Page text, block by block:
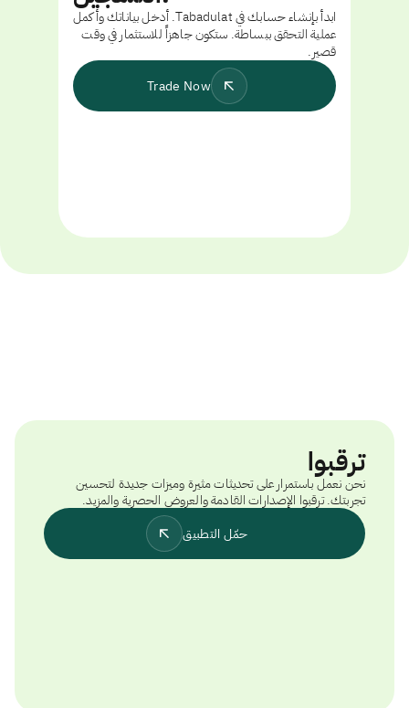
ابدأ بإنشاء حسابك في Tabadulat. أدخل بياناتك وأكمل
عملية التحقق ببساطة. ستكون جاهزاً للاستثمار في وقت
قصير.
Trade Now
ترقبوا
نحن نعمل باستمرار على تحديثات مثيرة وميزات جديدة لتحسين
تجربتك. ترقبوا الإصدارات القادمة والعروض الحصرية والمزيد.
حمّل التطبيق